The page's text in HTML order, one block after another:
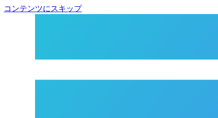
コンテンツにスキップ